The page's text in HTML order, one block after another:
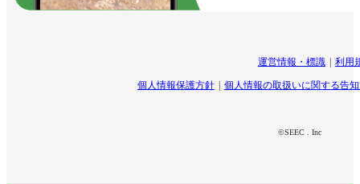
運営情報・標識 利用
個人情報保護方針 個人情報の取扱いに関する告
©SEEC . Inc